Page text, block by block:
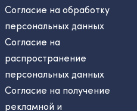
Согласие на обработку
персональных данных
Согласие на
распространение
персональных данных
Согласие на получение
рекламной и